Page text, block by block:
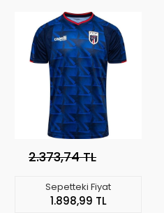
2.373,74 TL
Sepetteki Fiyat
1.898,99 TL